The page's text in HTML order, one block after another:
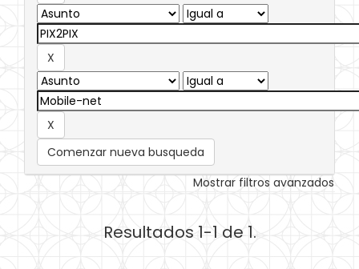
Comenzar nueva busqueda
Mostrar filtros avanzados
Resultados 1-1 de 1.